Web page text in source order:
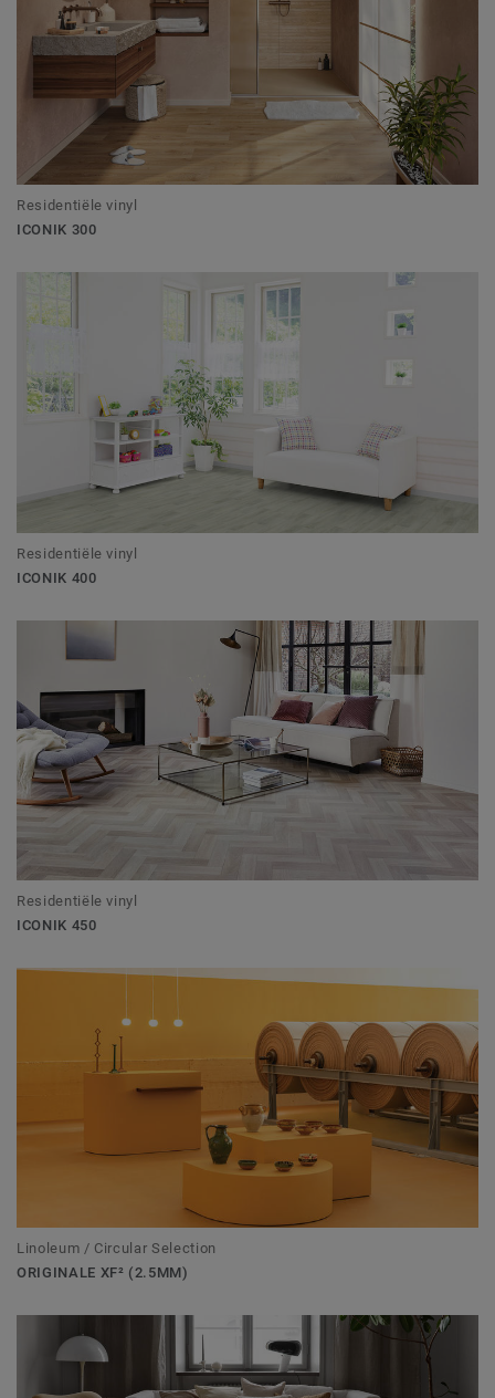
Residentiële vinyl
ICONIK 300
Residentiële vinyl
ICONIK 400
Residentiële vinyl
ICONIK 450
Linoleum / Circular Selection
ORIGINALE XF² (2.5MM)